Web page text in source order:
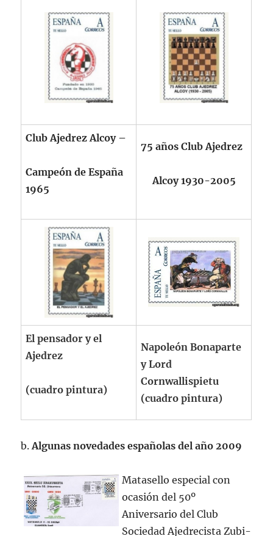
Club Ajedrez Alcoy –
Campeón de España
1965
75 años Club Ajedrez
Alcoy 1930-2005
El pensador y el
Ajedrez
(cuadro pintura)
Napoleón Bonaparte
y Lord
Cornwallispietu
(cuadro pintura)
b.Algunas novedades españolas del año 2009
Matasello especial con
ocasión del 50º
Aniversario del Club
Sociedad Ajedrecista Zubi-